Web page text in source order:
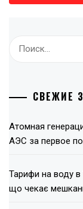
Найти:
СВЕЖИЕ
Атомная
АЭС за первое
Тарифи на воду в
що чекає